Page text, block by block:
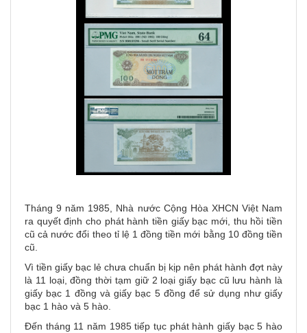
Tháng 9 năm 1985, Nhà nước Cộng Hòa XHCN Việt Nam
ra quyết định cho phát hành tiền giấy bạc mới, thu hồi tiền
cũ cả nước đổi theo tỉ lệ 1 đồng tiền mới bằng 10 đồng tiền
cũ.
Vì tiền giấy bạc lẻ chưa chuẩn bị kịp nên phát hành đợt này
là 11 loại, đồng thời tạm giữ 2 loại giấy bạc cũ lưu hành là
giấy bạc 1 đồng và giấy bạc 5 đồng để sử dụng như giấy
bạc 1 hào và 5 hào.
Đến tháng 11 năm 1985 tiếp tục phát hành giấy bạc 5 hào